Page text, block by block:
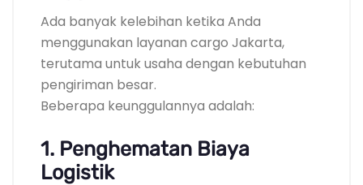
Ada banyak kelebihan ketika Anda
menggunakan layanan cargo Jakarta,
terutama untuk usaha dengan kebutuhan
pengiriman besar.
Beberapa keunggulannya adalah:
1. Penghematan Biaya
Logistik